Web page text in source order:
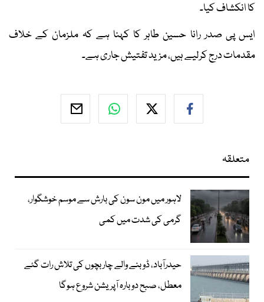
کا انکشاف کیا۔
ایس پی صدر رانا حسین طاہر کا کہنا ہے کہ ملزمان کے خلاف
مقدمات درج کرلیے ہیں، مزید تفتیش جاری ہے۔
متعلقہ
لاہور میں مون سون کی بارش سے موسم خوشگوار،
گرمی کی شدت میں کمی
حیدرآباد، ڈوبنے والے چار بچوں کی تلاش رات گئے
معطل، صبح دوبارہ آپریشن شروع ہوگا